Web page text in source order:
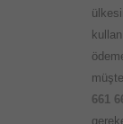
661